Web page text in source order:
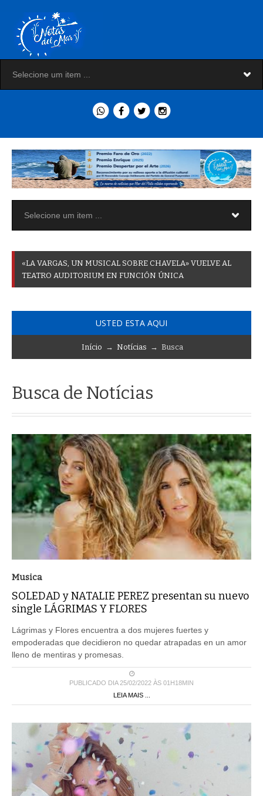
«LA VARGAS UN MUSICAL SOBRE CHAVELA» VUELVE AL
TEATRO AUDITORIUM EN FUNCIÓN ÚNICA
USTED ESTA AQUI
Início → Notícias → Busca
Busca de Notícias
Musica
SOLEDAD y NATALIE PEREZ presentan su nuevo
single LÁGRIMAS Y FLORES
Lágrimas y Flores encuentra a dos mujeres fuertes y
empoderadas que decidieron no quedar atrapadas en un amor
lleno de mentiras y promesas.
PUBLICADO DIA 25/02/2022 ÀS 01H18MIN
LEIA MAIS ...